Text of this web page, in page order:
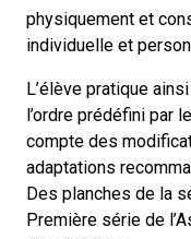
physiquement et
individuelle et
L’élève pratique
l’ordre prédéfini par
compte des
adaptations
Des planches de la
Première série de